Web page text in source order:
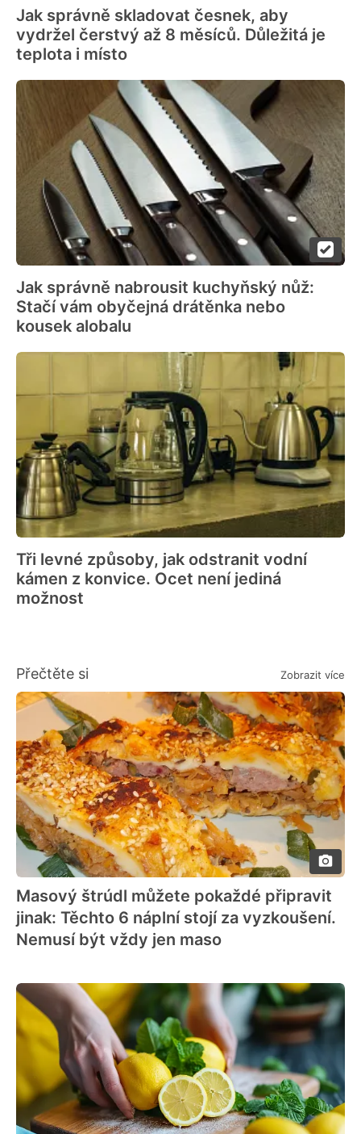
Jak správně skladovat česnek, aby
vydržel čerstvý až 8 měsíců. Důležitá je
teplota i místo
Jak správně nabrousit kuchyňský nůž:
Stačí vám obyčejná drátěnka nebo
kousek alobalu
Tři levné způsoby, jak odstranit vodní
kámen z konvice. Ocet není jediná
možnost
Přečtěte si Zobrazit více
Masový štrúdl můžete pokaždé připravit
jinak: Těchto 6 náplní stojí za vyzkoušení.
Nemusí být vždy jen maso